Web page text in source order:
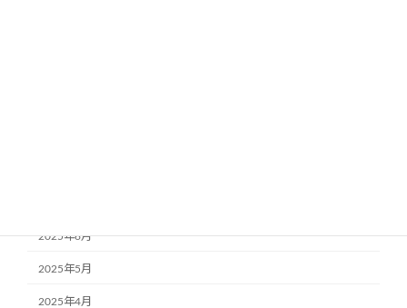
2025年6月
2025年5月
2025年4月